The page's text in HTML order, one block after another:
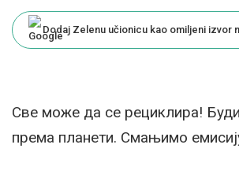
Dodaj Zelenu učionicu kao omiljeni izvor
Све може да се рециклира!
према планети. Смањимо